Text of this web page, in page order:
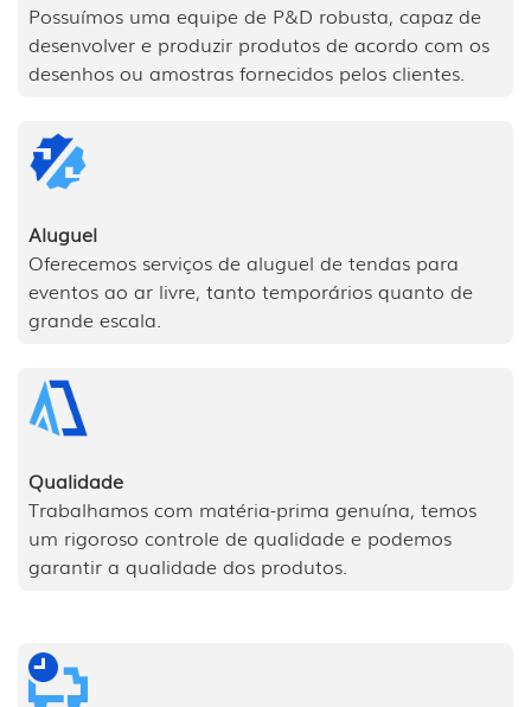
Possuímos uma equipe de P&D robusta, capaz de
desenvolver e produzir produtos de acordo com os
desenhos ou amostras fornecidos pelos clientes.
Aluguel
Oferecemos serviços de aluguel de tendas para
eventos ao ar livre, tanto temporários quanto de
grande escala.
Qualidade
Trabalhamos com matéria-prima genuína, temos
um rigoroso controle de qualidade e podemos
garantir a qualidade dos produtos.